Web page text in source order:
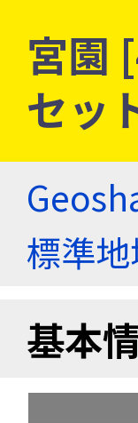
宮園
セッ
標準
基本